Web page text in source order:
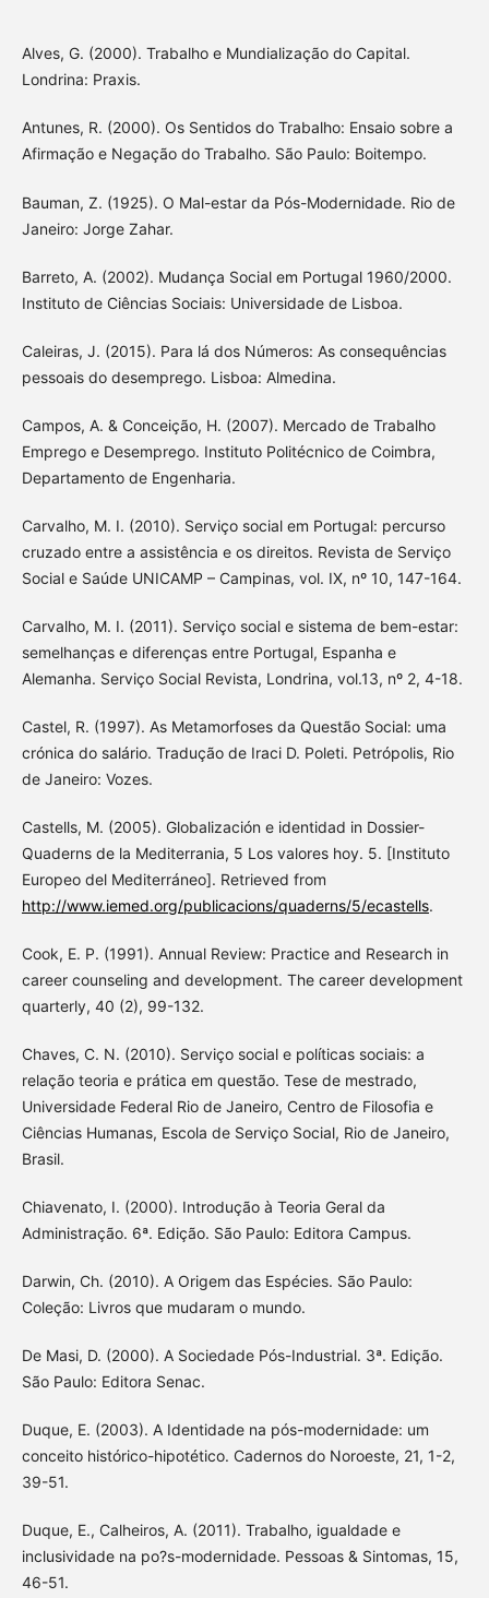
Alves, G. (2000). Trabalho e Mundialização do Capital.
Londrina: Praxis.
Antunes, R. (2000). Os Sentidos do Trabalho: Ensaio sobre a
Afirmação e Negação do Trabalho. São Paulo: Boitempo.
Bauman, Z. (1925). O Mal-estar da Pós-Modernidade. Rio de
Janeiro: Jorge Zahar.
Barreto, A. (2002). Mudança Social em Portugal 1960/2000.
Instituto de Ciências Sociais: Universidade de Lisboa.
Caleiras, J. (2015). Para lá dos Números: As consequências
pessoais do desemprego. Lisboa: Almedina.
Campos, A. & Conceição, H. (2007). Mercado de Trabalho
Emprego e Desemprego. Instituto Politécnico de Coimbra,
Departamento de Engenharia.
Carvalho, M. I. (2010). Serviço social em Portugal: percurso
cruzado entre a assistência e os direitos. Revista de Serviço
Social e Saúde UNICAMP – Campinas, vol. IX, nº 10, 147-164.
Carvalho, M. I. (2011). Serviço social e sistema de bem-estar:
semelhanças e diferenças entre Portugal, Espanha e
Alemanha. Serviço Social Revista, Londrina, vol.13, nº 2, 4-18.
Castel, R. (1997). As Metamorfoses da Questão Social: uma
crónica do salário. Tradução de Iraci D. Poleti. Petrópolis, Rio
de Janeiro: Vozes.
Castells, M. (2005). Globalización e identidad in Dossier-
Quaderns de la Mediterrania, 5 Los valores hoy. 5. [Instituto
Europeo del Mediterráneo]. Retrieved from
http://www.iemed.org/publicacions/quaderns/5/ecastells.
Cook, E. P. (1991). Annual Review: Practice and Research in
career counseling and development. The career development
quarterly, 40 (2), 99-132.
Chaves, C. N. (2010). Serviço social e políticas sociais: a
relação teoria e prática em questão. Tese de mestrado,
Universidade Federal Rio de Janeiro, Centro de Filosofia e
Ciências Humanas, Escola de Serviço Social, Rio de Janeiro,
Brasil.
Chiavenato, I. (2000). Introdução à Teoria Geral da
Administração. 6ª. Edição. São Paulo: Editora Campus.
Darwin, Ch. (2010). A Origem das Espécies. São Paulo:
Coleção: Livros que mudaram o mundo.
De Masi, D. (2000). A Sociedade Pós-Industrial. 3ª. Edição.
São Paulo: Editora Senac.
Duque, E. (2003). A Identidade na pós-modernidade: um
conceito histórico-hipotético. Cadernos do Noroeste, 21, 1-2,
39-51.
Duque, E., Calheiros, A. (2011). Trabalho, igualdade e
inclusividade na po?s-modernidade. Pessoas & Sintomas, 15,
46-51.